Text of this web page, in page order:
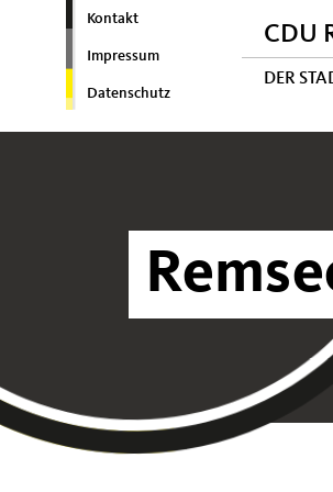
Kontakt
Impressum
Datenschutz
CDU
DER